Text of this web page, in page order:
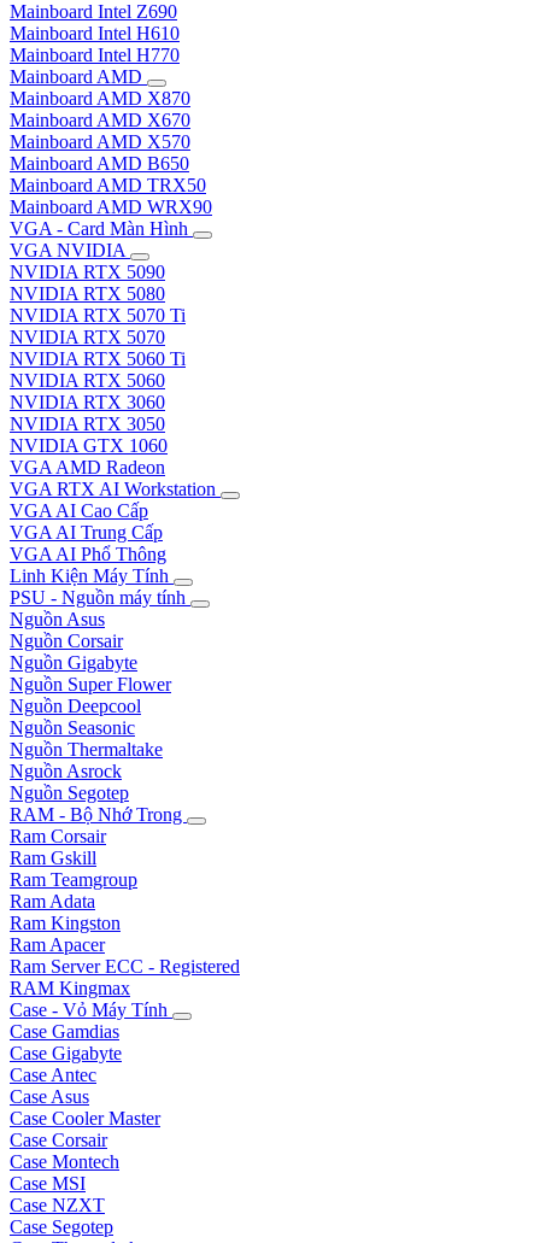
Mainboard Intel Z690
Mainboard Intel H610
Mainboard Intel H770
Mainboard AMD
Mainboard AMD X870
Mainboard AMD X670
Mainboard AMD X570
Mainboard AMD B650
Mainboard AMD TRX50
Mainboard AMD WRX90
VGA - Card Màn Hình
VGA NVIDIA
NVIDIA RTX 5090
NVIDIA RTX 5080
NVIDIA RTX 5070 Ti
NVIDIA RTX 5070
NVIDIA RTX 5060 Ti
NVIDIA RTX 5060
NVIDIA RTX 3060
NVIDIA RTX 3050
NVIDIA GTX 1060
VGA AMD Radeon
VGA RTX AI Workstation
VGA AI Cao Cấp
VGA AI Trung Cấp
VGA AI Phổ Thông
Linh Kiện Máy Tính
PSU - Nguồn máy tính
Nguồn Asus
Nguồn Corsair
Nguồn Gigabyte
Nguồn Super Flower
Nguồn Deepcool
Nguồn Seasonic
Nguồn Thermaltake
Nguồn Asrock
Nguồn Segotep
RAM - Bộ Nhớ Trong
Ram Corsair
Ram Gskill
Ram Teamgroup
Ram Adata
Ram Kingston
Ram Apacer
Ram Server ECC - Registered
RAM Kingmax
Case - Vỏ Máy Tính
Case Gamdias
Case Gigabyte
Case Antec
Case Asus
Case Cooler Master
Case Corsair
Case Montech
Case MSI
Case NZXT
Case Segotep